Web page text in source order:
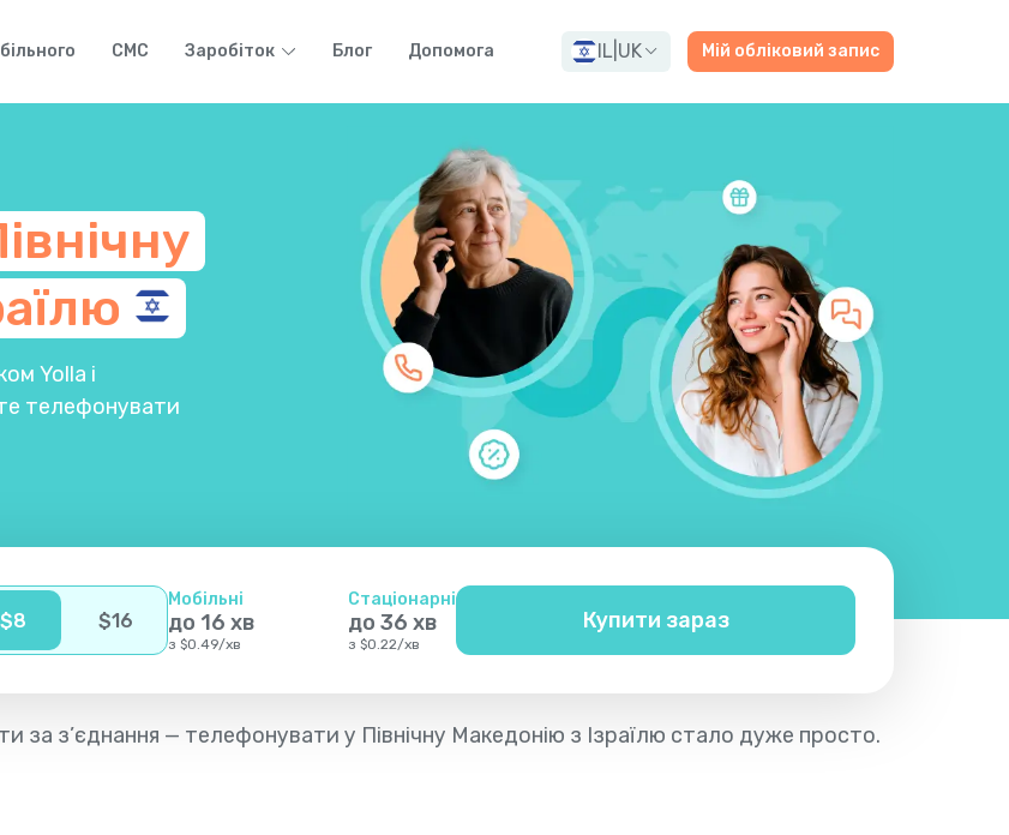
СМС Заробіток Блог Допомога IL UK Мій обліковий запис
Yolla і
телефонувати
$8 $16
Мобільні
до 16 хв
з $0.49/хв
Стаціонарні
до 36 хв
з $0.22/хв
Купити зараз
за з’єднання — телефонувати у Північну Македонію з Ізраїлю стало дуже просто.